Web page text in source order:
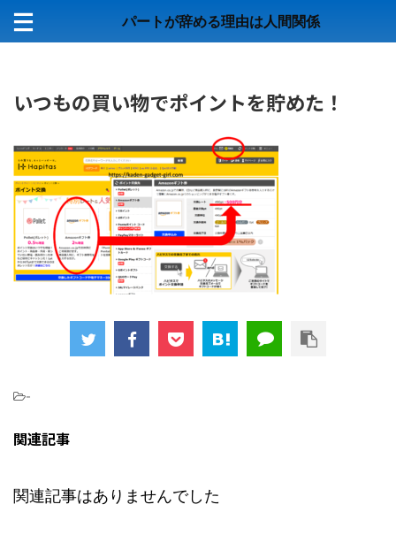
パートが辞める理由は人間関係
いつもの買い物でポイントを貯めた！
-
関連記事
関連記事はありませんでした